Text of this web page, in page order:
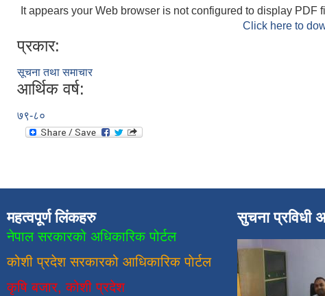
It appears your Web browser is not configured to display PDF
Click here to
प्रकार:
सूचना तथा समाचार
आर्थिक वर्ष:
७९-८०
महत्वपूर्ण लिंकहरु
नेपाल सरकारको अधिकारिक पोर्टल
कोशी प्रदेश सरकारको आधिकारिकपाेर्टल
कृषि बजार, कोशी प्रदेश
सुचना प्रविधी